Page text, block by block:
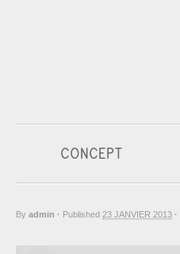
CONCEPT
By admin · Published 23 JANVIER 2013 ·